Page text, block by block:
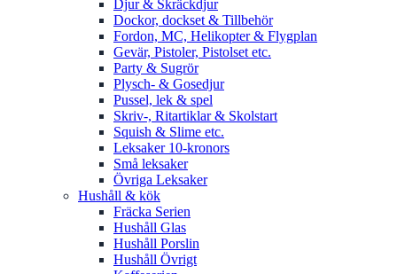
Djur & Skräckdjur
Dockor, dockset & Tillbehör
Fordon, MC, Helikopter & Flygplan
Gevär, Pistoler, Pistolset etc.
Party & Sugrör
Plysch- & Gosedjur
Pussel, lek & spel
Skriv-, Ritartiklar & Skolstart
Squish & Slime etc.
Leksaker 10-kronors
Små leksaker
Övriga Leksaker
Hushåll & kök
Fräcka Serien
Hushåll Glas
Hushåll Porslin
Hushåll Övrigt